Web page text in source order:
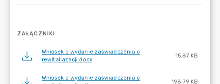
ZAŁĄCZNIKI
Wniosek o wydanie zaświadczenia o
rewitaliazacji.docx
15.87 KB
Wniosek o wydanie zaświadczenia o
198.79 KB